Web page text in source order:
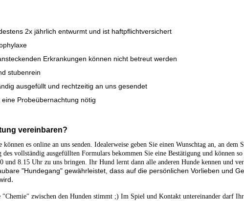
2x jährlich entwurmt und ist haftpflichtversichert
Erkrankungen können nicht betreut werden
stubenrein
ausgefüllt und rechtzeitig an uns gesendet
Probeübernachtung nötig
vereinbaren?
es online an uns senden. Idealerweise geben Sie einen Wunschtag an, an dem
vollständig ausgefüllten Formulars bekommen Sie eine Bestätigung und können
und 8.15 Uhr zu uns bringen. Ihr Hund lernt dann alle anderen Hunde kennen und
"Hundegang" gewährleistet, dass auf die persönlichen Vorlieben und
.
"Chemie" zwischen den Hunden stimmt ;) Im Spiel und Kontakt untereinander darf